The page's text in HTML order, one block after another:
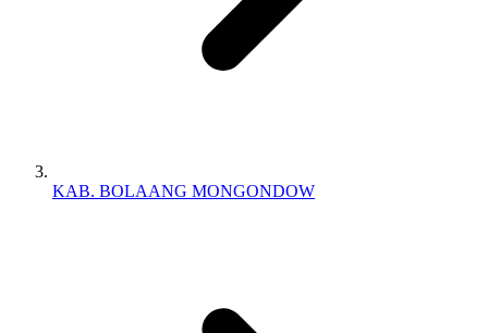
KAB. BOLAANG MONGONDOW